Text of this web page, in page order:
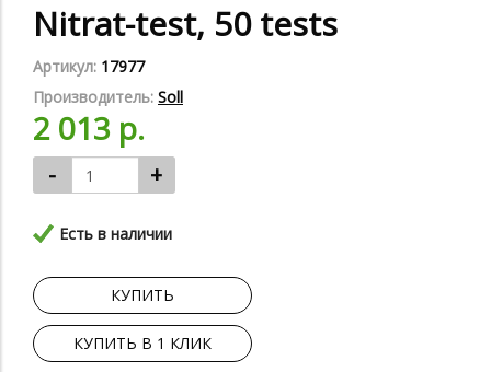
Nitrat-test, 50 tests
Артикул: 17977
Производитель: Soll
2 013 р.
- +
Есть в наличии
КУПИТЬ
КУПИТЬ В 1 КЛИК